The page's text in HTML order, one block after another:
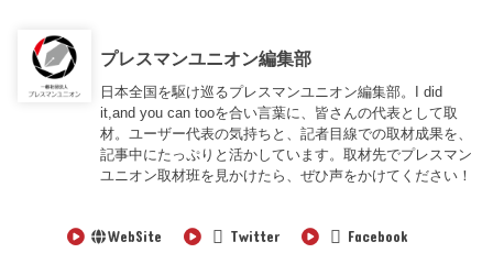
プレスマンユニオン編集部
日本全国を駆け巡るプレスマンユニオン編集部。I did
it,and you can tooを合い言葉に、皆さんの代表として取
材。ユーザー代表の気持ちと、記者目線での取材成果を、
記事中にたっぷりと活かしています。取材先でプレスマン
ユニオン取材班を見かけたら、ぜひ声をかけてください！
WebSite Twitter Facebook